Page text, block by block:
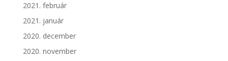
2021. február
2021. január
2020. december
2020. november